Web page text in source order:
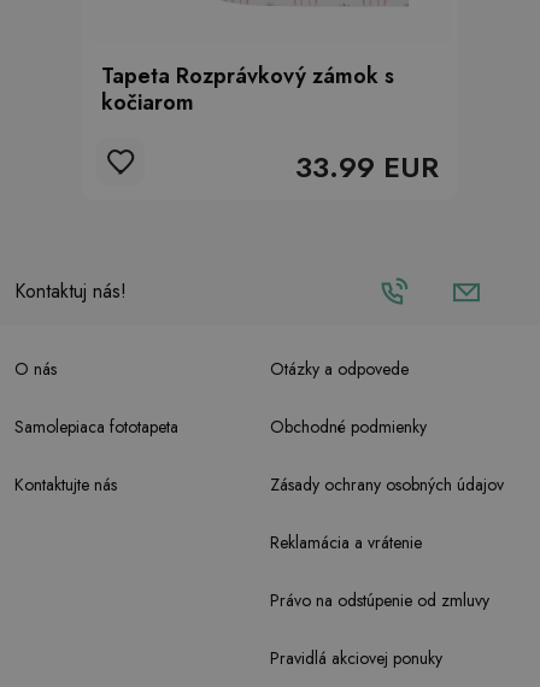
Tapeta Rozprávkový zámok s
kočiarom
33.99 EUR
Kontaktuj nás!
O nás
Samolepiaca fototapeta
Kontaktujte nás
Otázky a odpovede
Obchodné podmienky
Zásady ochrany osobných údajov
Reklamácia a vrátenie
Právo na odstúpenie od zmluvy
Pravidlá akciovej ponuky